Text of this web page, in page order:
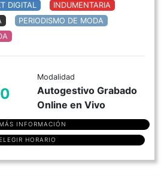
DIGITAL
INDUMENTARIA
PERIODISMO DE MODA
Modalidad
Autogestivo Grabado
Online en Vivo
MÁS INFORMACIÓN
ELEGIR HORARIO